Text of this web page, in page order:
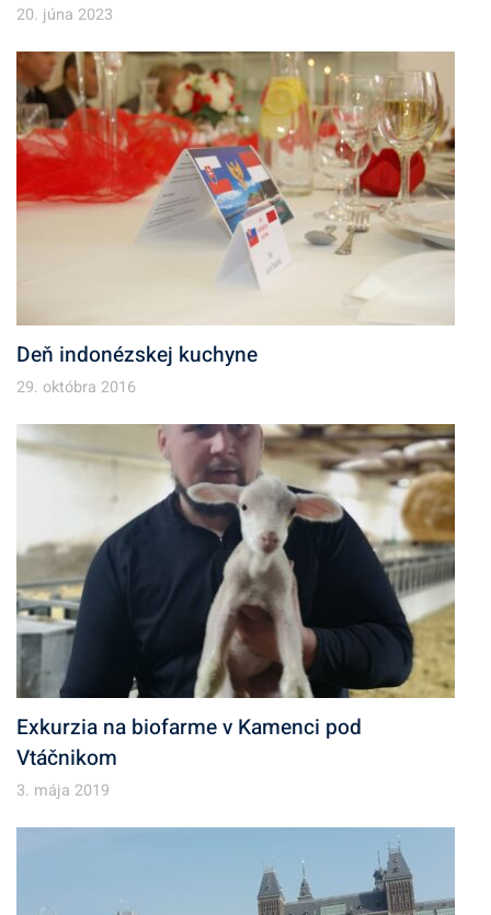
20. júna 2023
Deň indonézskej kuchyne
29. októbra 2016
Exkurzia na biofarme v Kamenci pod
Vtáčnikom
3. mája 2019